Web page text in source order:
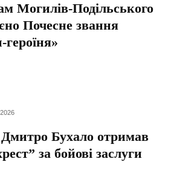
Могилів-Подільського
Почесне звання
Бухало отримав
за бойові заслуги